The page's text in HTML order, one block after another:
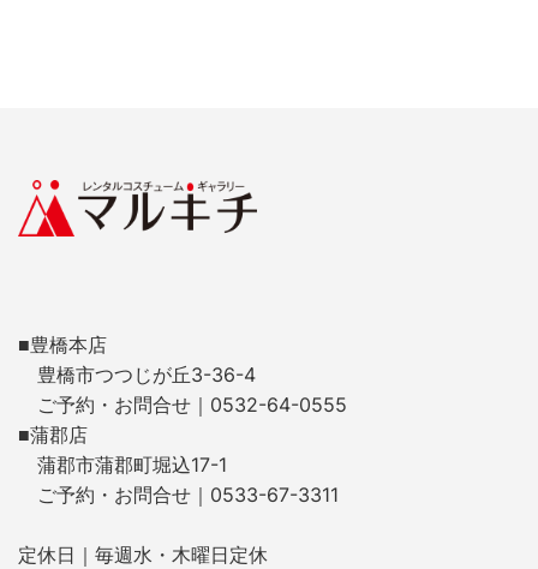
■豊橋本店
豊橋市つつじが丘3-36-4
ご予約・お問合せ｜0532-64-0555
■蒲郡店
蒲郡市蒲郡町堀込17-1
ご予約・お問合せ｜0533-67-3311
定休日｜毎週水・木曜日定休